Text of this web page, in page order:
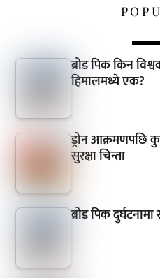
ब्रोड पिक किन
हिमालमध्ये एक?
ड्रोन आक्रमणपछि
सुरक्षा चिन्ता
ब्रोड पिक